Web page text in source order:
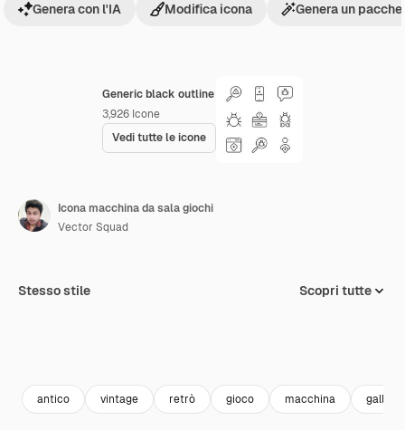
Generic black outline
3,926 Icone
Vedi tutte le icone
Genera con l'IA Modifica icona Genera un
Icona macchina da sala giochi
Vector Squad
Stesso stile Scopri tutte
antico vintage retrò gioco macchina galleria